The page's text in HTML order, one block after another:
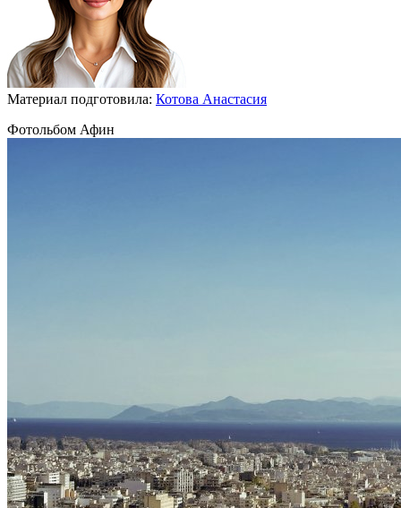
Материал подготовила: Котова Анастасия
Фотольбом Афин